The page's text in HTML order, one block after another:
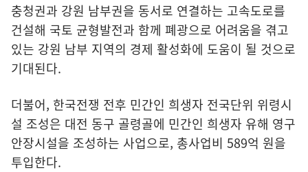
충청권과 강원 남부권을 동서로 연결하는 고속도로를
건설해 국토 균형발전과 함께 폐광으로 어려움을 겪고
있는 강원 남부 지역의 경제 활성화에 도움이 될 것으로
기대된다.
더불어, 한국전쟁 전후 민간인 희생자 전국단위 위령시
설 조성은 대전 동구 골령골에 민간인 희생자 유해 영구
안장시설을 조성하는 사업으로, 총사업비 589억 원을
투입한다.